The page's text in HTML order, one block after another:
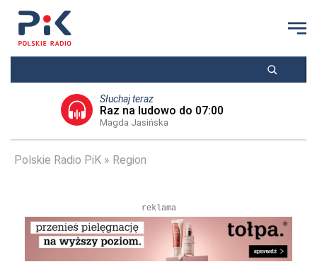
Słuchaj teraz
Raz na ludowo do 07:00
Magda Jasińska
Polskie Radio PiK Region
reklama